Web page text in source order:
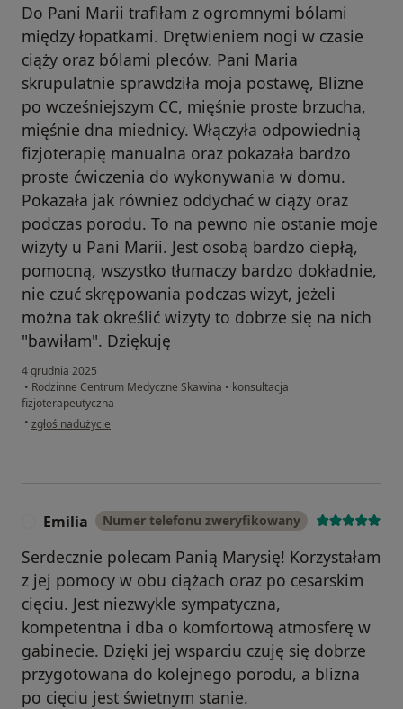
Do Pani Marii trafiłam z ogromnymi bólami
między łopatkami. Drętwieniem nogi w czasie
ciąży oraz bólami pleców. Pani Maria
skrupulatnie sprawdziła moja postawę, Blizne
po wcześniejszym CC, mięśnie proste brzucha,
mięśnie dna miednicy. Włączyła odpowiednią
fizjoterapię manualna oraz pokazała bardzo
proste ćwiczenia do wykonywania w domu.
Pokazała jak równiez oddychać w ciąży oraz
podczas porodu. To na pewno nie ostanie moje
wizyty u Pani Marii. Jest osobą bardzo ciepłą,
pomocną, wszystko tłumaczy bardzo dokładnie,
nie czuć skrępowania podczas wizyt, jeżeli
można tak określić wizyty to dobrze się na nich
"bawiłam". Dziękuję
4 grudnia 2025
• Rodzinne Centrum Medyczne Skawina • konsultacja
fizjoterapeutyczna
• w opinii użytkownika Faustyna
zgłoś nadużycie
Emilia Numer telefonu zweryfikowany
Serdecznie polecam Panią Marysię! Korzystałam
z jej pomocy w obu ciążach oraz po cesarskim
cięciu. Jest niezwykle sympatyczna,
kompetentna i dba o komfortową atmosferę w
gabinecie. Dzięki jej wsparciu czuję się dobrze
przygotowana do kolejnego porodu, a blizna
po cięciu jest świetnym stanie.